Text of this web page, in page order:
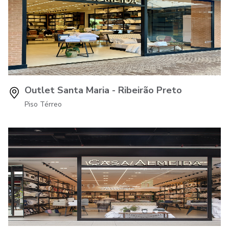
Outlet Santa Maria - Ribeirão Preto
Piso Térreo